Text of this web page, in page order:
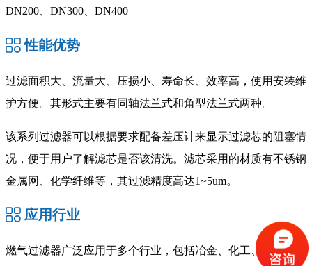
DN200、DN300、DN400
性能优势
过滤面积大、流量大、压损小、寿命长、效率高，使用安装维
护方便。其形式主要有同轴法兰式和角型法兰式两种。
该系列过滤器可以根据要求配备差压计来显示过滤芯的阻塞情
况，便于用户了解滤芯是否该清洗。滤芯采用的材质有不锈钢
金属网、化学纤维等，其过滤精度高达1~5um。
应用行业
燃气过滤器广泛应用于多个行业，包括冶金、化工、石油、造